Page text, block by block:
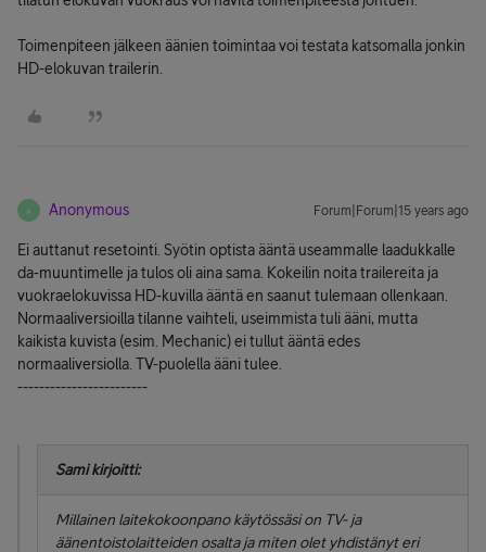
Toimenpiteen jälkeen äänien toimintaa voi testata katsomalla jonkin
HD-elokuvan trailerin.
A Anonymous Forum|Forum|15 years ago
Ei auttanut resetointi. Syötin optista ääntä useammalle laadukkalle
da-muuntimelle ja tulos oli aina sama. Kokeilin noita trailereita ja
vuokraelokuvissa HD-kuvilla ääntä en saanut tulemaan ollenkaan.
Normaaliversioilla tilanne vaihteli, useimmista tuli ääni, mutta
kaikista kuvista (esim. Mechanic) ei tullut ääntä edes
normaaliversiolla. TV-puolella ääni tulee.
------------------------
Sami kirjoitti:
Millainen laitekokoonpano käytössäsi on TV- ja
äänentoistolaitteiden osalta ja miten olet yhdistänyt eri